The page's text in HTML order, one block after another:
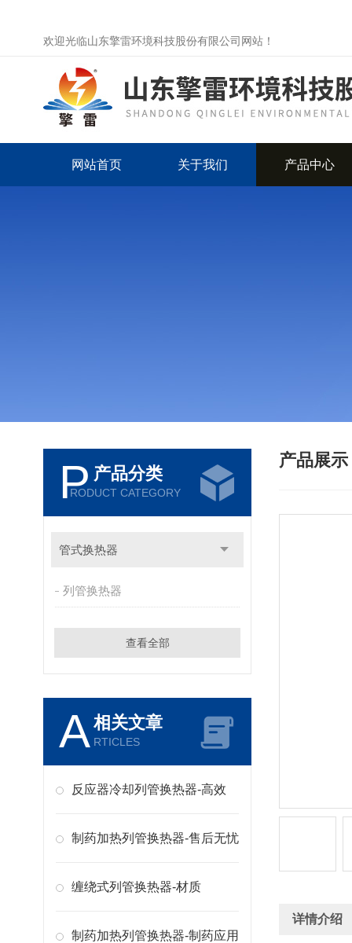
欢迎光临山东擎雷环境科技股份有限公司网站！
网站首页 关于我们 产品中心
P 产品分类
RODUCT CATEGORY
管式换热器
列管换热器
查看全部
A相关文章
RTICLES
反应器冷却列管换热器-高效
制药加热列管换热器-售后无忧
缠绕式列管换热器-材质
制药加热列管换热器-制药应用
产品展示
详情介绍